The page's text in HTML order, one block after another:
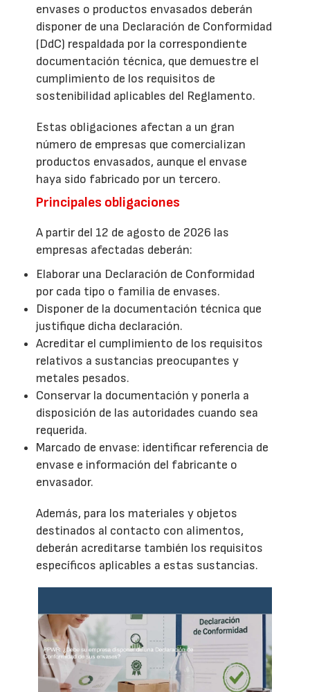
envases o productos envasados deberán
disponer de una Declaración de Conformidad
(DdC) respaldada por la correspondiente
documentación técnica, que demuestre el
cumplimiento de los requisitos de
sostenibilidad aplicables del Reglamento.
Estas obligaciones afectan a un gran
número de empresas que comercializan
productos envasados, aunque el envase
haya sido fabricado por un tercero.
Principales obligaciones
A partir del 12 de agosto de 2026 las
empresas afectadas deberán:
Elaborar una Declaración de Conformidad
por cada tipo o familia de envases.
Disponer de la documentación técnica que
justifique dicha declaración.
Acreditar el cumplimiento de los requisitos
relativos a sustancias preocupantes y
metales pesados.
Conservar la documentación y ponerla a
disposición de las autoridades cuando sea
requerida.
Marcado de envase: identificar referencia de
envase e información del fabricante o
envasador.
Además, para los materiales y objetos
destinados al contacto con alimentos,
deberán acreditarse también los requisitos
específicos aplicables a estas sustancias.